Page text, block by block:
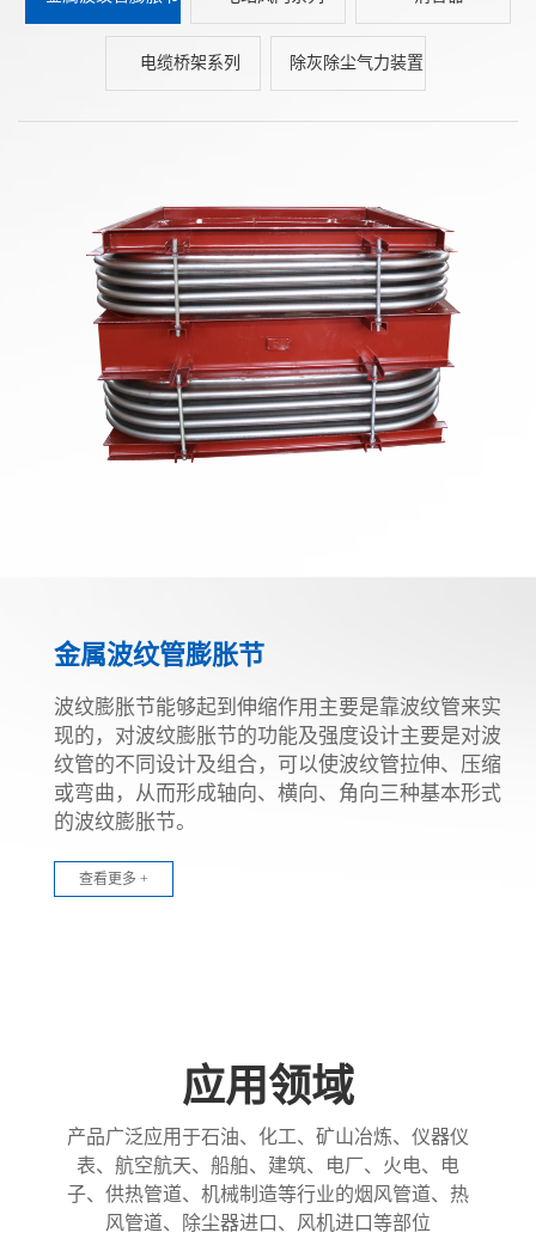
电缆桥架系列 除灰除尘气力装置
金属波纹管膨胀节
波纹膨胀节能够起到伸缩作用主要是靠波纹管来实
现的，对波纹膨胀节的功能及强度设计主要是对波
纹管的不同设计及组合，可以使波纹管拉伸、压缩
或弯曲，从而形成轴向、横向、角向三种基本形式
的波纹膨胀节。
查看更多 +
应用领域
产品广泛应用于石油、化工、矿山冶炼、仪器仪
表、航空航天、船舶、建筑、电厂、火电、电
子、供热管道、机械制造等行业的烟风管道、热
风管道、除尘器进口、风机进口等部位